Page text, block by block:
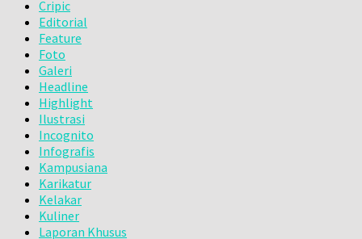
Cripic
Editorial
Feature
Foto
Galeri
Headline
Highlight
Ilustrasi
Incognito
Infografis
Kampusiana
Karikatur
Kelakar
Kuliner
Laporan Khusus